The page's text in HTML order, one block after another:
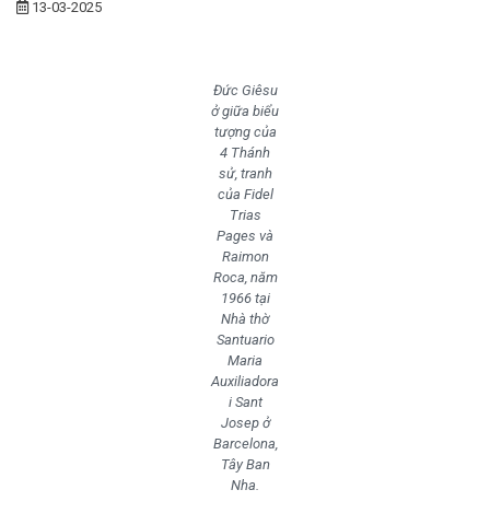
13-03-2025
Đức Giêsu
ở giữa biểu
tượng của
4 Thánh
sử, tranh
của Fidel
Trias
Pages và
Raimon
Roca, năm
1966 tại
Nhà thờ
Santuario
Maria
Auxiliadora
i Sant
Josep ở
Barcelona,
Tây Ban
Nha.